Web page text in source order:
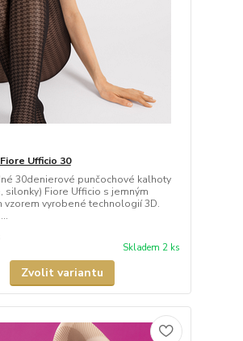
Ufficio 30
30denierové punčochové kalhoty
silonky) Fiore Ufficio s jemným
vzorem vyrobené technologií 3D.
Skladem 2 ks
Zvolit variantu